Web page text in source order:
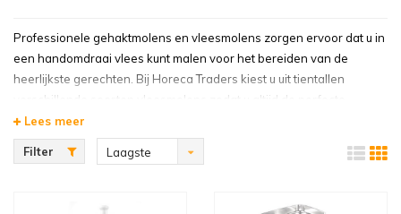
Professionele gehaktmolens en vleesmolens zorgen ervoor dat u in
een handomdraai vlees kunt malen voor het bereiden van de
heerlijkste gerechten. Bij Horeca Traders kiest u uit tientallen
verschillende soorten vleesmolens zodat u altijd de perfecte
gehaktmachine kunt vinden. Er zijn modellen die wel tot 600 kg per
uur leveren. Daarnaast zijn er natuurlijk ook veel kleinere modellen
die niet alleen in de professionele horeca keuken passen, maar ook
vleesmolen beide worden gebruikt, is er geen onderling verschil.
Lees meer
Filter
Laagste